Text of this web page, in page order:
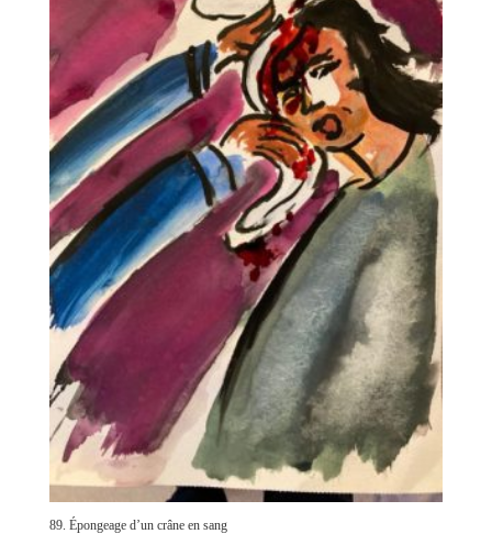
89. Épongeage d’un crâne en sang